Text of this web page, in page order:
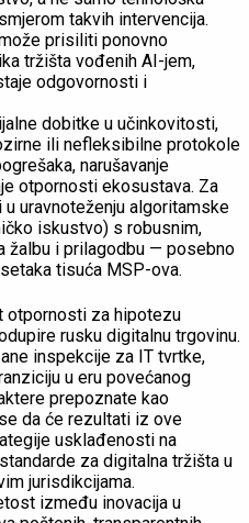
takvih intervencija.
prisiliti ponovno
tržišta vođenih AI-jem,
odgovornosti i
dobitke u učinkovitosti,
ili nefleksibilne protokole
narušavanje
otpornosti ekosustava. Za
uravnoteženju algoritamske
iskustvo) s robusnim,
žalbu i prilagodbu — posebno
tisuća MSP-ova.
otpornosti za hipotezu
rusku digitalnu trgovinu.
inspekcije za IT tvrtke,
u eru povećanog
prepoznate kao
da će rezultati iz ove
usklađenosti na
za digitalna tržišta u
jurisdikcijama.
između inovacija u